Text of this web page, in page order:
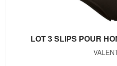
LOT 3 SLIPS POUR